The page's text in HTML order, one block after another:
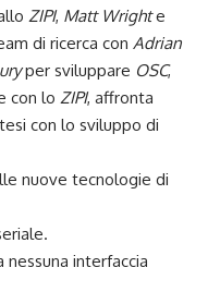
ZIPI, Matt Wrighte
di ricerca con Adrian
per sviluppare OSC,
con lo ZIPI, affronta
con lo sviluppo di
nuove tecnologie di
interfaccia